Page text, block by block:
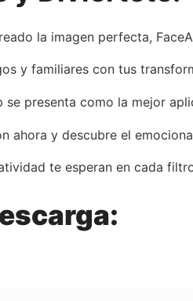
la imagen perfecta,
y familiares con tus
se presenta como la mejor
ahora y descubre el
te esperan en cada